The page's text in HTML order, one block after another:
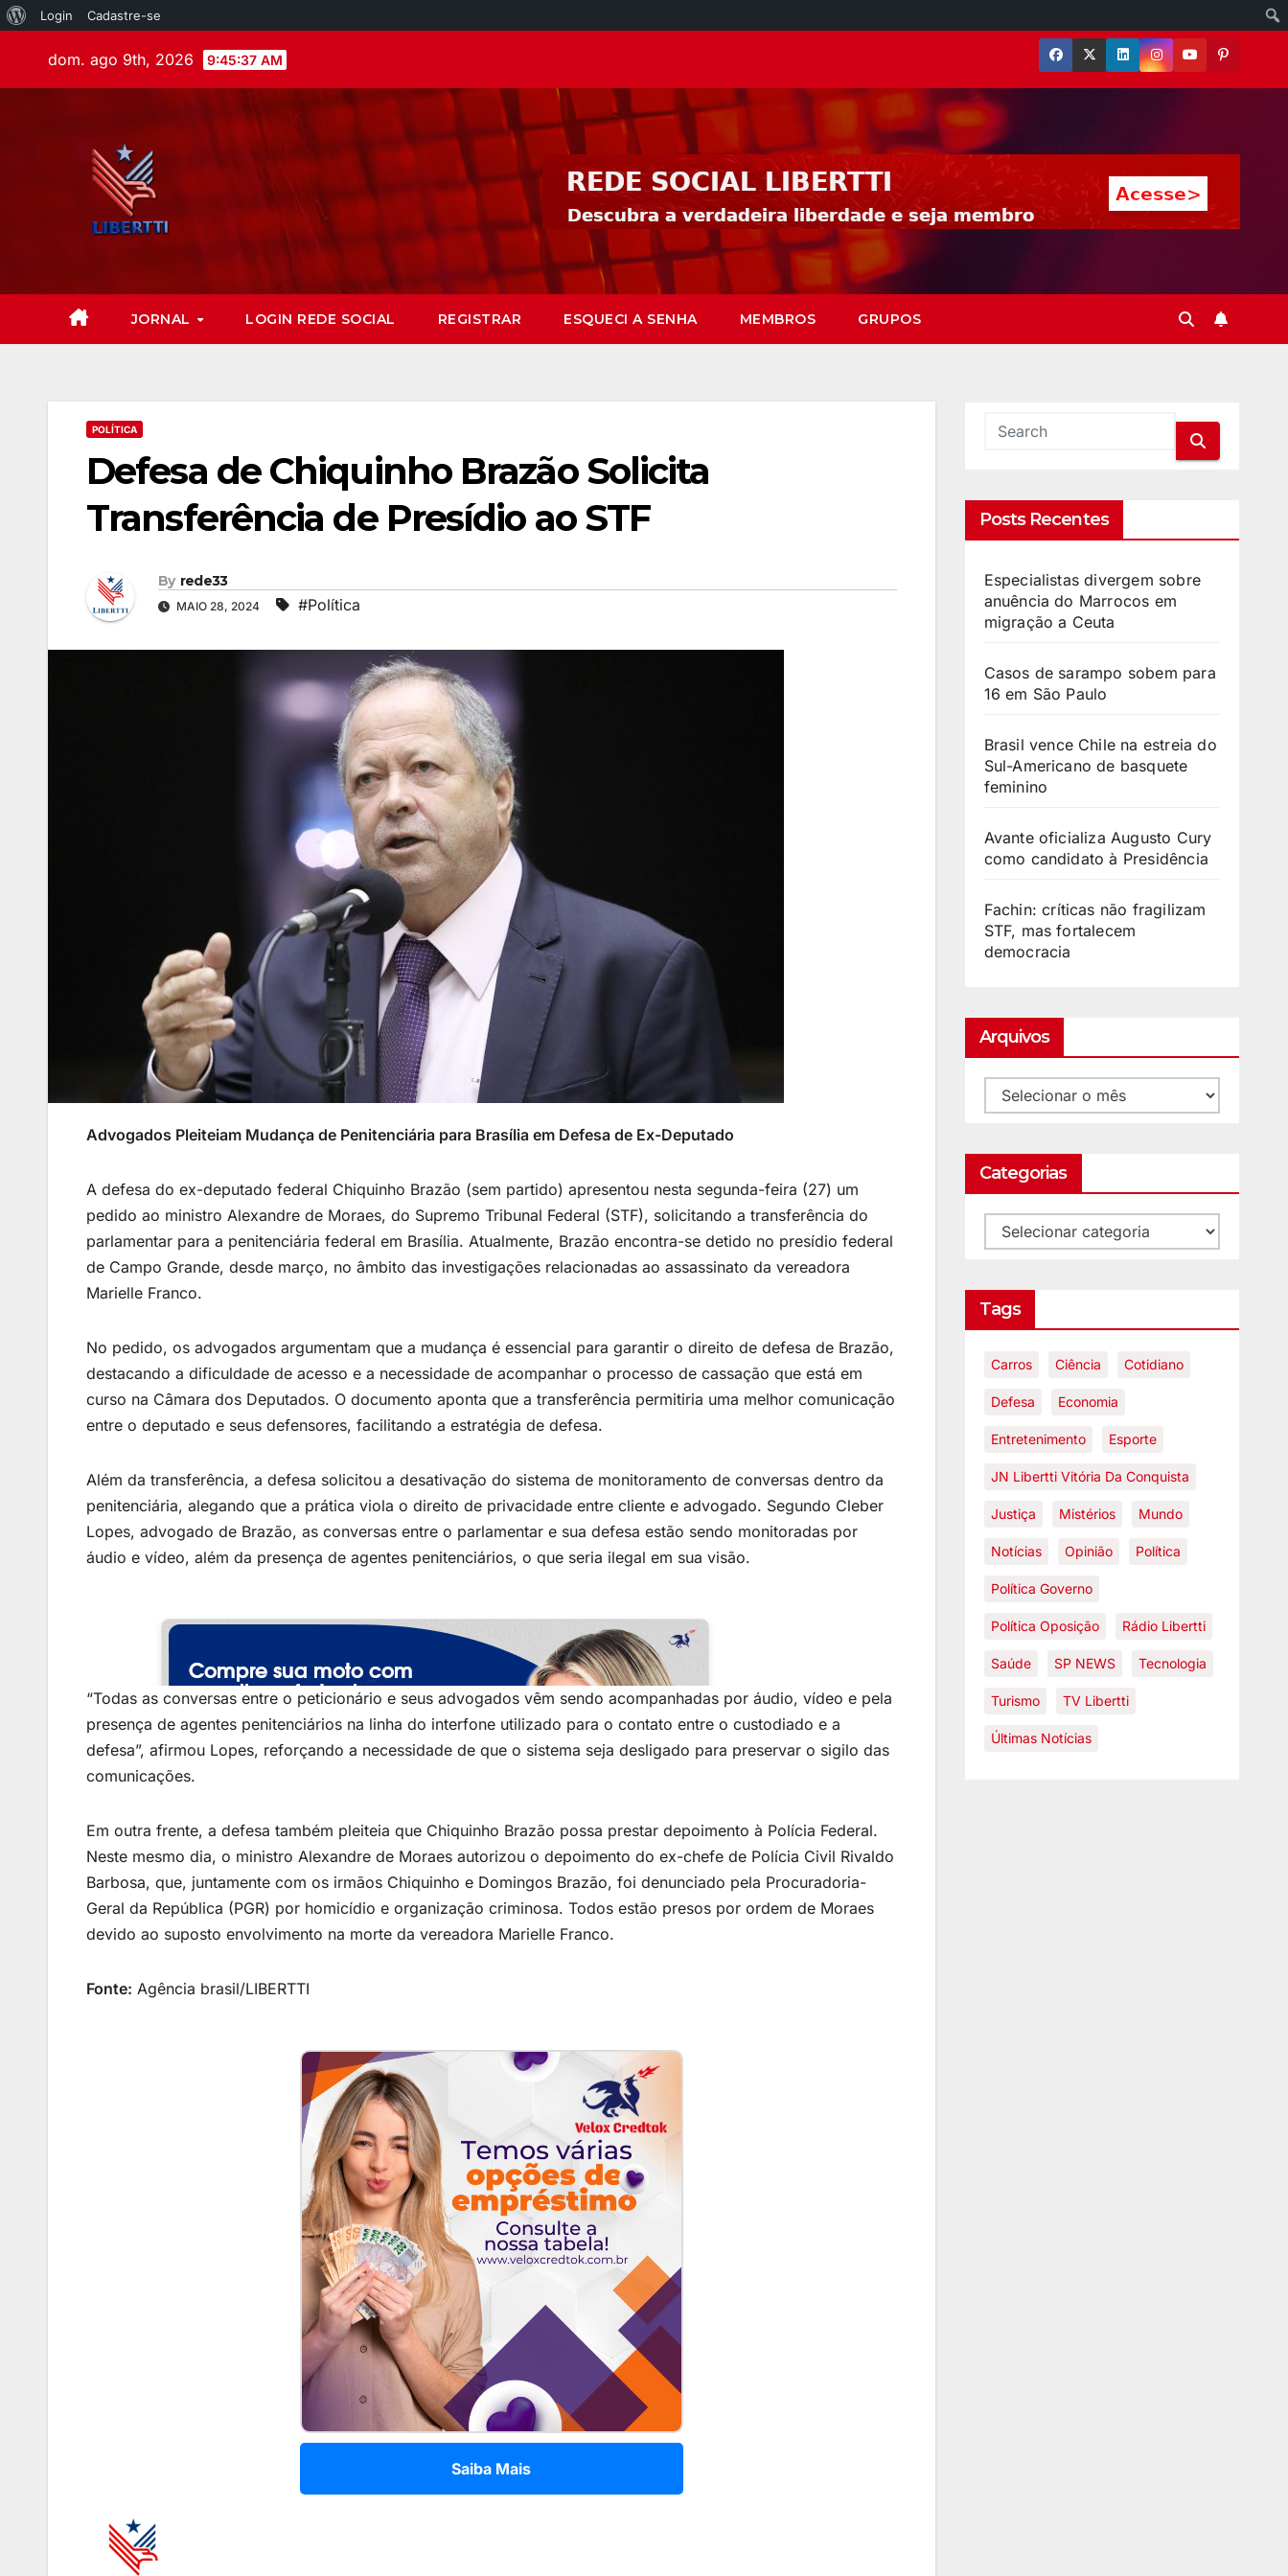
Login Cadastre-se
dom. ago 9th, 2026 9:45:38 AM
JORNAL LOGIN REDE SOCIAL REGISTRAR ESQUECI A SENHA MEMBROS GRUPOS
POLÍTICA
Defesa de Chiquinho Brazão Solicita
Transferência de Presídio ao STF
By rede33
MAIO 28, 2024 #Política
Advogados Pleiteiam Mudança de Penitenciária para Brasília em Defesa de Ex-Deputado
A defesa do ex-deputado federal Chiquinho Brazão (sem partido) apresentou nesta segunda-feira (27) um
pedido ao ministro Alexandre de Moraes, do Supremo Tribunal Federal (STF), solicitando a transferência do
parlamentar para a penitenciária federal em Brasília. Atualmente, Brazão encontra-se detido no presídio federal
de Campo Grande, desde março, no âmbito das investigações relacionadas ao assassinato da vereadora
Marielle Franco.
No pedido, os advogados argumentam que a mudança é essencial para garantir o direito de defesa de Brazão,
destacando a dificuldade de acesso e a necessidade de acompanhar o processo de cassação que está em
curso na Câmara dos Deputados. O documento aponta que a transferência permitiria uma melhor comunicação
entre o deputado e seus defensores, facilitando a estratégia de defesa.
Além da transferência, a defesa solicitou a desativação do sistema de monitoramento de conversas dentro da
penitenciária, alegando que a prática viola o direito de privacidade entre cliente e advogado. Segundo Cleber
Lopes, advogado de Brazão, as conversas entre o parlamentar e sua defesa estão sendo monitoradas por
áudio e vídeo, além da presença de agentes penitenciários, o que seria ilegal em sua visão.
Taxas competitivas e aprovação em minutos
“Todas as conversas entre o peticionário e seus advogados vêm sendo acompanhadas por áudio, vídeo e pela
presença de agentes penitenciários na linha do interfone utilizado para o contato entre o custodiado e a
defesa”, afirmou Lopes, reforçando a necessidade de que o sistema seja desligado para preservar o sigilo das
comunicações.
Em outra frente, a defesa também pleiteia que Chiquinho Brazão possa prestar depoimento à Polícia Federal.
Neste mesmo dia, o ministro Alexandre de Moraes autorizou o depoimento do ex-chefe de Polícia Civil Rivaldo
Barbosa, que, juntamente com os irmãos Chiquinho e Domingos Brazão, foi denunciado pela Procuradoria-
Geral da República (PGR) por homicídio e organização criminosa. Todos estão presos por ordem de Moraes
devido ao suposto envolvimento na morte da vereadora Marielle Franco.
Fonte: Agência brasil/LIBERTTI
Saiba Mais
Posts Recentes
Especialistas divergem sobre
anuência do Marrocos em
migração a Ceuta
Casos de sarampo sobem para
16 em São Paulo
Brasil vence Chile na estreia do
Sul-Americano de basquete
feminino
Avante oficializa Augusto Cury
como candidato à Presidência
Fachin: críticas não fragilizam
STF, mas fortalecem
democracia
Arquivos
Categorias
Tags
Carros Ciência Cotidiano
Defesa Economia
Entretenimento Esporte
JN Libertti Vitória Da Conquista
Justiça Mistérios Mundo
Notícias Opinião Política
Política Governo
Política Oposição Rádio Libertti
Saúde SP NEWS Tecnologia
Turismo TV Libertti
Últimas Notícias